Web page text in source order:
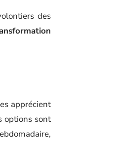
des
apprécient
options sont